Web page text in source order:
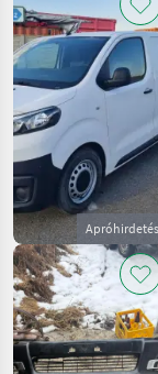
KATEGÓRIA
KIVÁLASZTÁSA
Toyota
Skoda
Mercedes
Ford
Fiat
Nissan
Mind a 18
Apróhirdetés